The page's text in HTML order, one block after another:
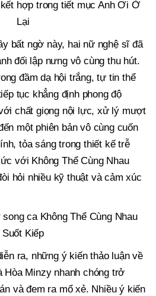
hợp trong tiết mục Anh Ơi Ở
Lại
bất ngờ này, hai nữ nghệ sĩ đã
đối lập nưng vô cùng thu hút.
đầm dạ hội trắng, tự tin thể
tục khẳng định phong độ
chất giọng nội lực, xử lý mượt
một phiên bản vô cùng cuốn
tỏa sáng trong thiết kế trễ
với Không Thể Cùng Nhau
hỏi nhiều kỹ thuật và cảm xúc
ca Không Thể Cùng Nhau
Suốt Kiếp
ra, những ý kiến thảo luận về
Hòa Minzy nhanh chóng trở
và đem ra mổ xẻ. Nhiều ý kiến